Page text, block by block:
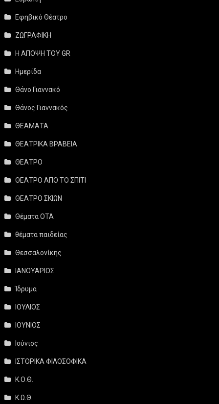
Εφηβικό Θέατρο
ΖΩΓΡΑΦΙΚΗ
Η ΑΠΟΨΗ ΤΟΥ GR
Ημερίδα
Θάνο Γιαννακό
Θάνος Γιαννακός
ΘΕΑΜΑΤΑ
ΘΕΑΤΡΙΚΑ ΒΡΑΒΕΙΑ
ΘΕΑΤΡΟ
ΘΕΑΤΡΟ ΑΠΟ ΤΟ ΣΠΙΤΙ
ΘΕΑΤΡΟ ΣΚΙΩΝ
Θέματα ΟΤΑ
θέματα παιδείας
Θεσσαλονίκης
ΙΑΝΟΥΑΡΙΟΣ
Ίδρυμα
ΙΟΥΛΙΟΣ
ΙΟΥΝΙΟΣ
Ιούνιος
ΙΣΤΟΡΙΚΑ ΦΙΛΟΣΟΦΙΚΑ
Κ.Ο.Θ.
Κ.Ω.Θ.